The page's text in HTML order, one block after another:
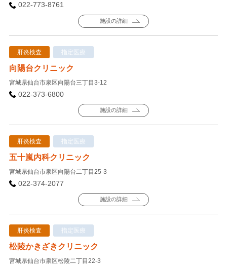
022-773-8761
施設の詳細
肝炎検査 指定医療
向陽台クリニック
宮城県仙台市泉区向陽台三丁目3-12
022-373-6800
施設の詳細
肝炎検査 指定医療
五十嵐内科クリニック
宮城県仙台市泉区向陽台二丁目25-3
022-374-2077
施設の詳細
肝炎検査 指定医療
松陵かきざきクリニック
宮城県仙台市泉区松陵二丁目22-3